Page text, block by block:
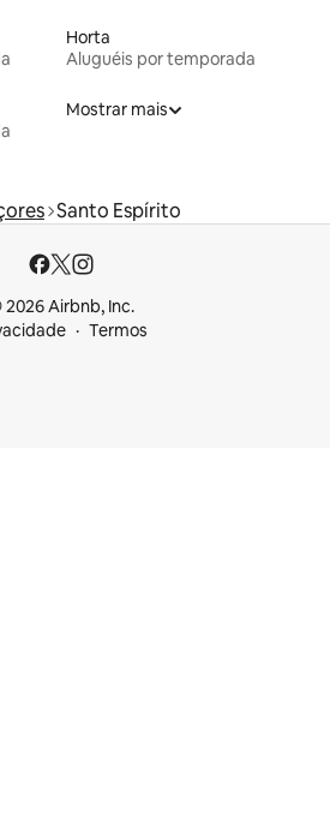
Horta
Aluguéis por temporada
Mostrar mais
Santo Espírito
Airbnb, Inc.
Termos